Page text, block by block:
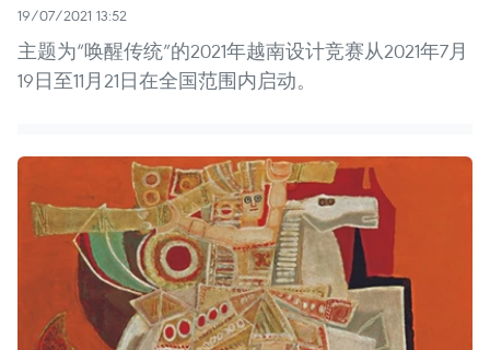
19/07/2021 13:52
主题为“唤醒传统”的2021年越南设计竞赛从2021年7月
19日至11月21日在全国范围内启动。